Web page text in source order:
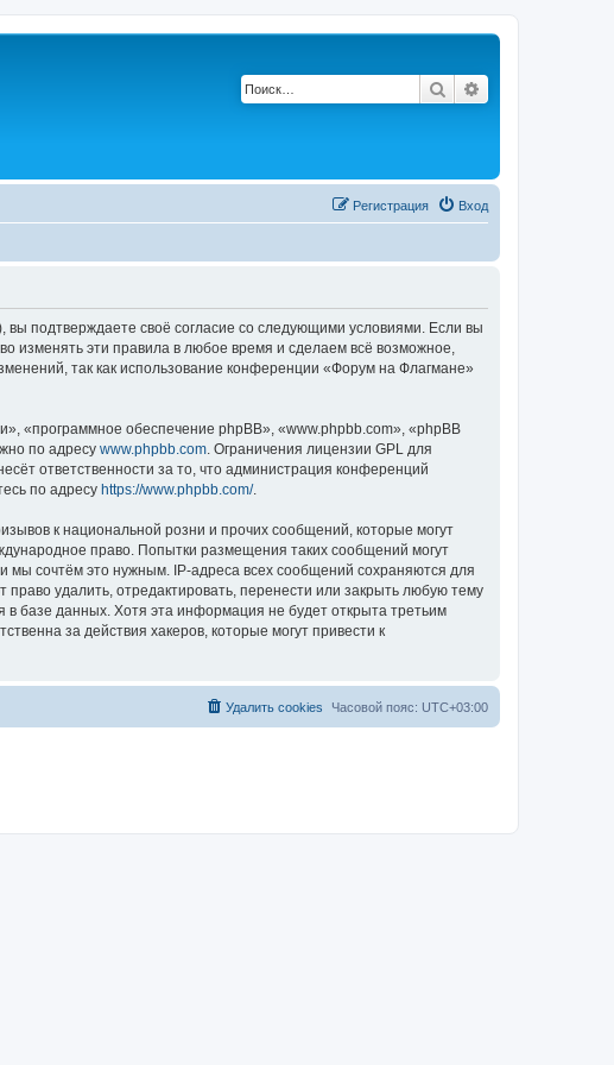
Поиск
Вход
Регистрация
подтверждаете своё согласие со следующими условиями. Если вы
изменять эти правила в любое время и сделаем всё возможное,
так как использование конференции «Форум на Флагмане»
«программное обеспечение phpBB», «www.phpbb.com», «phpBB
по адресу www.phpbb.com. Ограничения лицензии GPL для
ответственности за то, что администрация конференций
по адресу https://www.phpbb.com/.
к национальной розни и прочих сообщений, которые могут
право. Попытки размещения таких сообщений могут
мы сочтём это нужным. IP-адреса всех сообщений сохраняются для
удалить, отредактировать, перенести или закрыть любую тему
базе данных. Хотя эта информация не будет открыта третьим
за действия хакеров, которые могут привести к
Часовой пояс: UTC+03:00
Удалить cookies